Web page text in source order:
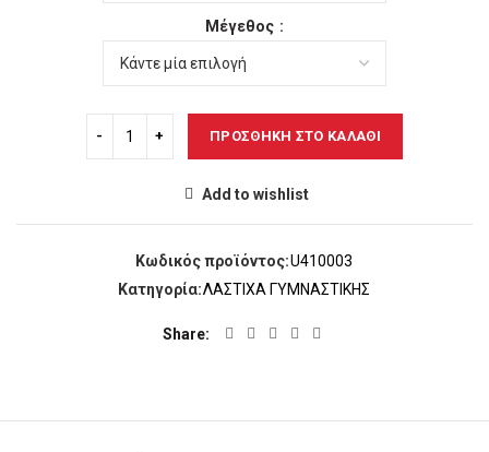
Μέγεθος
ΠΡΟΣΘΉΚΗ ΣΤΟ ΚΑΛΆΘΙ
Add to wishlist
Κωδικός προϊόντος:U410003
Κατηγορία:ΛΑΣΤΙΧΑ ΓΥΜΝΑΣΤΙΚΗΣ
Share